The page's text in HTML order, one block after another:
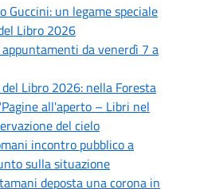
Guccini: un legame speciale
Libro 2026
da venerdì 7 a
Libro 2026: nella Foresta
all'aperto – Libri nel
del cielo
incontro pubblico a
sulla situazione
deposta una corona in